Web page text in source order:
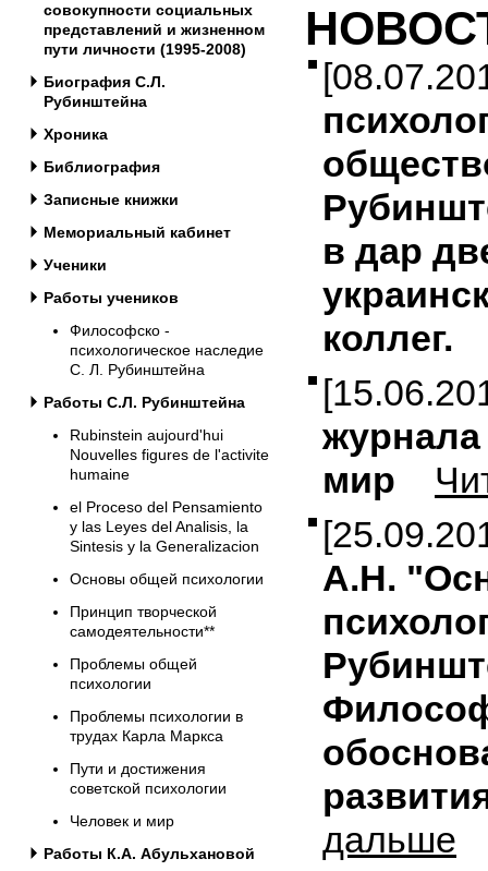
совокупности социальных
представлений и жизненном
пути личности (1995-2008)
Биография С.Л.
Рубинштейна
Хроника
Библиография
Записные книжки
Мемориальный кабинет
Ученики
Работы учеников
Философско -
психологическое наследие
С. Л. Рубинштейна
Работы С.Л. Рубинштейна
Rubinstein aujourd'hui
Nouvelles figures de l'activite
humaine
el Proceso del Pensamiento
y las Leyes del Analisis, la
Sintesis y la Generalizacion
Основы общей психологии
Принцип творческой
самодеятельности**
Проблемы общей
психологии
Проблемы психологии в
трудах Карла Маркса
Пути и достижения
советской психологии
Человек и мир
Работы К.А. Абульхановой
в дар
коллег.
мир
А.Н.
дальше